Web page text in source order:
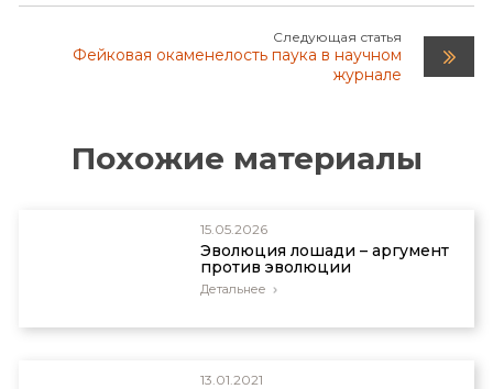
Следующая статья
Фейковая окаменелость паука в научном
журнале
Похожие материалы
15.05.2026
Эволюция лошади – аргумент
против эволюции
Детальнее
13.01.2021